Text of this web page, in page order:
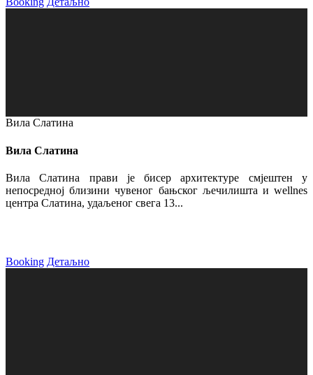
Вила Слатина
Вила Слатина
Вила Слатина прави је бисер архитектуре смјештен у
непосредној близини чувеног бањског љечилишта и wellnes
центра Слатина, удаљеног свега 13...
Booking Детаљно